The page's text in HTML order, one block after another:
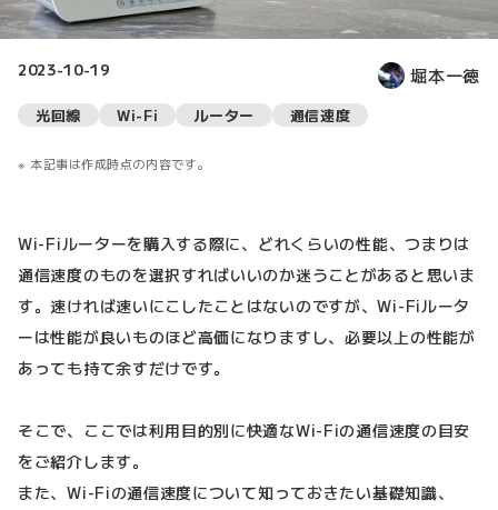
2023-10-19 堀本一徳
光回線 Wi-Fi ルーター 通信速度
本記事は作成時点の内容です。
Wi-Fiルーターを購入する際に、どれくらいの性能、つまりは
通信速度のものを選択すればいいのか迷うことがあると思いま
す。速ければ速いにこしたことはないのですが、Wi-Fiルータ
ーは性能が良いものほど高価になりますし、必要以上の性能が
あっても持て余すだけです。
そこで、ここでは利用目的別に快適なWi-Fiの通信速度の目安
をご紹介します。
また、Wi-Fiの通信速度について知っておきたい基礎知識、